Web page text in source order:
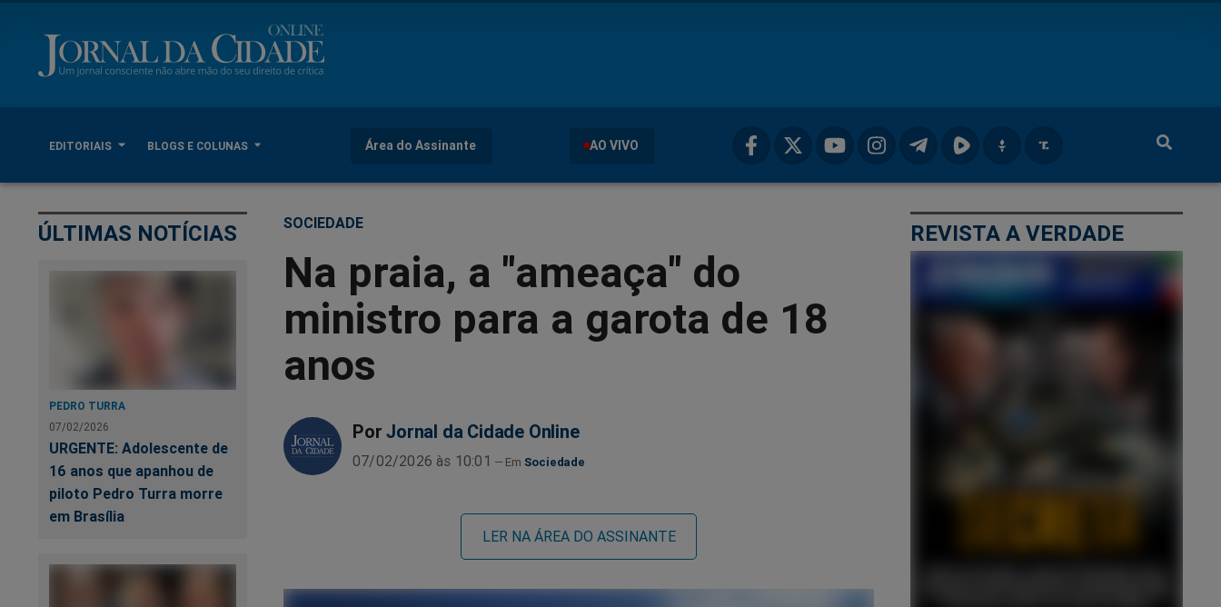
EDITORIAIS BLOGS E COLUNAS Área do Assinante AO VIVO
ÚLTIMAS NOTÍCIAS
PEDRO TURRA
07/02/2026
URGENTE: Adolescente de
16 anos que apanhou de
piloto Pedro Turra morre
em Brasília
SOCIEDADE
Na praia, a "ameaça" do
ministro para a garota de 18
anos
Por Jornal da Cidade Online
07/02/2026 às 10:01 Sociedade
LER NA ÁREA DO ASSINANTE
REVISTA A VERDADE